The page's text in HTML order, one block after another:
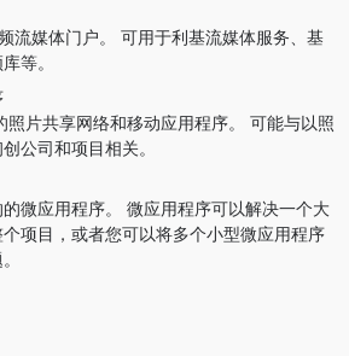
流媒体门户。 可用于利基流媒体服务、基
等。
片共享网络和移动应用程序。 可能与以照
公司和项目相关。
微应用程序。 微应用程序可以解决一个大
项目，或者您可以将多个小型微应用程序